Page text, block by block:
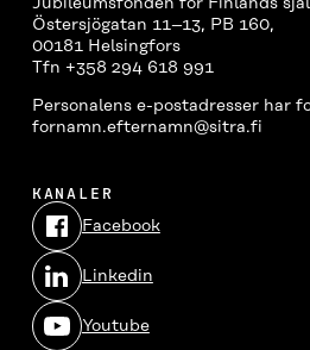
Östersjögatan 11–13, PB 160,
00181 Helsingfors
Tfn +358 294 618 991
Personalens e-postadresser har
fornamn.efternamn@sitra.fi
KANALER
Facebook
Öppnas
ett
nytt
fönster
Linkedin
Öppnas
ett
Youtube
Öppnas